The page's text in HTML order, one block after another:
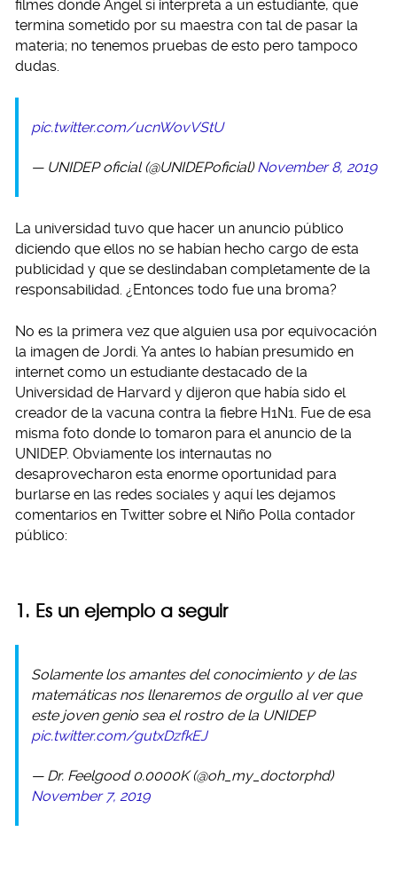
filmes donde Ángel sí interpreta a un estudiante, que
termina sometido por su maestra con tal de pasar la
materia; no tenemos pruebas de esto pero tampoco
dudas.
pic.twitter.com/ucnWovVStU
— UNIDEP oficial (@UNIDEPoficial)November 8, 2019
La universidad tuvo que hacer un anuncio público
diciendo que ellos no se habían hecho cargo de esta
publicidad y que se deslindaban completamente de la
responsabilidad. ¿Entonces todo fue una broma?
No es la primera vez que alguien usa por equivocación
la imagen de Jordi. Ya antes lo habían presumido en
internet como un estudiante destacado de la
Universidad de Harvard y dijeron que había sido el
creador de la vacuna contra la fiebre H1N1. Fue de esa
misma foto donde lo tomaron para el anuncio de la
UNIDEP. Obviamente los internautas no
desaprovecharon esta enorme oportunidad para
burlarse en las redes sociales y aquí les dejamos
comentarios en Twitter sobre el Niño Polla contador
público:
1. Es un ejemplo a seguir
Solamente los amantes del conocimiento y de las
matemáticas nos llenaremos de orgullo al ver que
este joven genio sea el rostro de la UNIDEP
pic.twitter.com/gutxDzfkEJ
— Dr. Feelgood 0.0000K (@oh_my_doctorphd)
November 7, 2019